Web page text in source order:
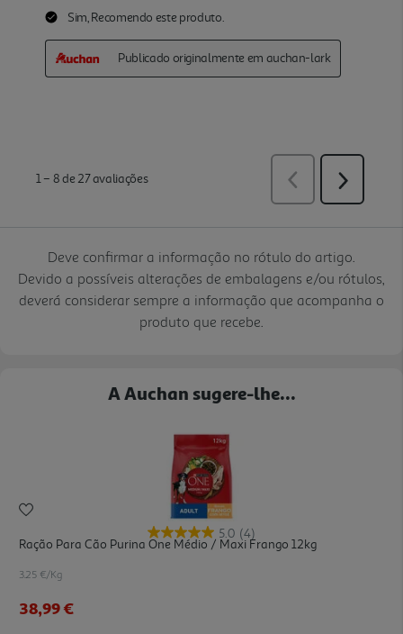
Deve confirmar a informação no rótulo do artigo.
Devido a possíveis alterações de embalagens e/ou rótulos,
deverá considerar sempre a informação que acompanha o
produto que recebe.
A Auchan sugere-lhe...
5.0 (4)
Ração Para Cão Purina One Médio / Maxi Frango 12kg
3.25 €/Kg
38,99 €